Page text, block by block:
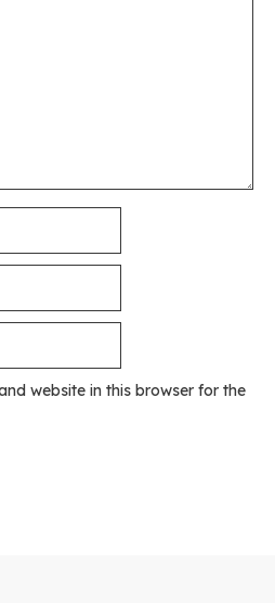
website in this browser for the